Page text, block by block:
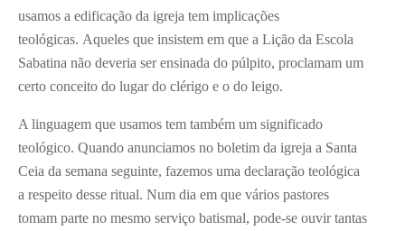
usamos a edificação da igreja tem implicações
teológicas. Aqueles que insistem em que a Lição da Escola
Sabatina não deveria ser ensinada do púlpito, proclamam um
certo conceito do lugar do clérigo e o do leigo.
A linguagem que usamos tem também um significado
teológico. Quando anunciamos no boletim da igreja a Santa
Ceia da semana seguinte, fazemos uma declaração teológica
a respeito desse ritual. Num dia em que vários pastores
tomam parte no mesmo serviço batismal, pode-se ouvir tantas